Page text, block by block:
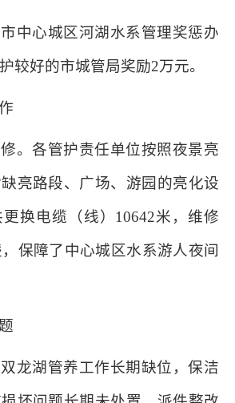
中心城区河湖水系管理奖惩办
较好的市城管局奖励2万元。
。各管护责任单位按照夜景亮
亮路段、广场、游园的亮化设
换电缆（线）10642米，维修
保障了中心城区水系游人夜间
龙湖管养工作长期缺位，保洁